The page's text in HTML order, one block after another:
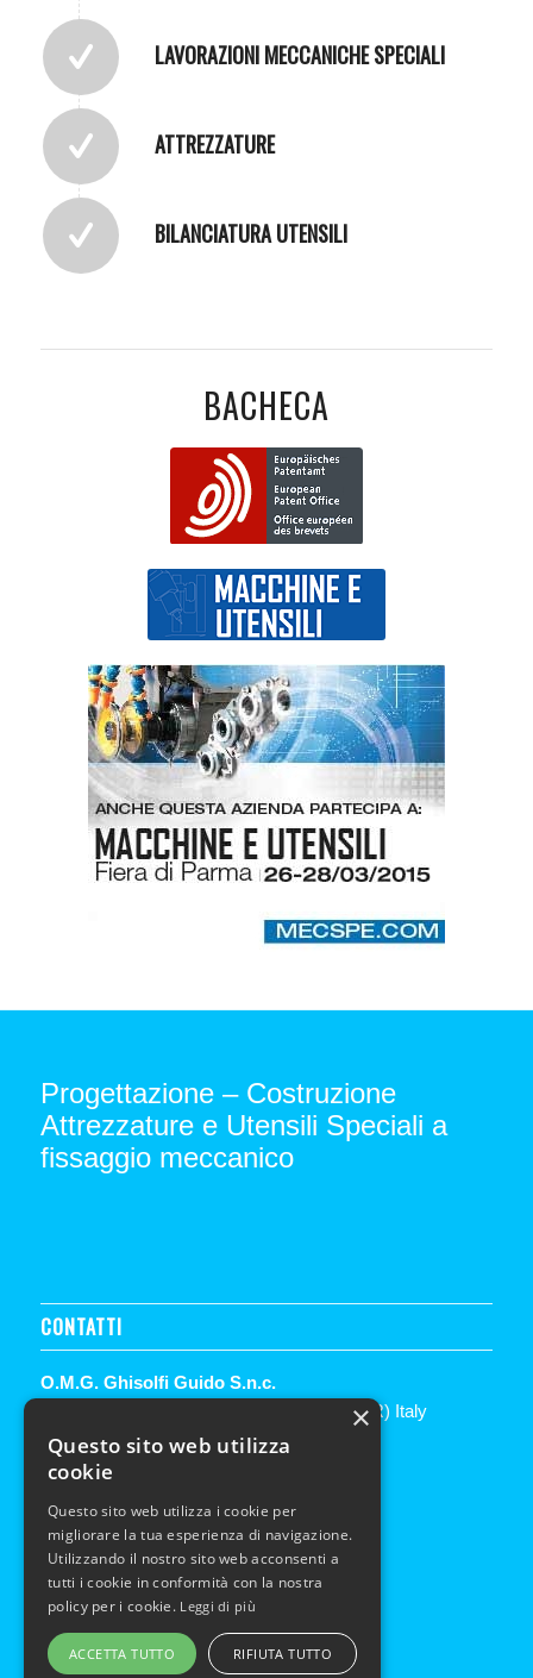
LAVORAZIONI MECCANICHE SPECIALI
ATTREZZATURE
BILANCIATURA UTENSILI
BACHECA
Progettazione – Costruzione
Attrezzature e Utensili Speciali a
fissaggio meccanico
CONTATTI
O.M.G. Ghisolfi Guido S.n.c.
via 24 Maggio, 79 – 26022 Castelverde (CR) Italy
Tel. +39 0372 42 70 78
Fax. +39 0372 42 93 16
E-mail:info@omgghisolfi.it
Privacy & Policy
×
Questo sito web utilizza
cookie
Questo sito web utilizza i cookie per
migliorare la tua esperienza di navigazione.
Utilizzando il nostro sito web acconsenti a
tutti i cookie in conformità con la nostra
policy per i cookie. Leggi di più
ACCETTA TUTTO RIFIUTA TUTTO